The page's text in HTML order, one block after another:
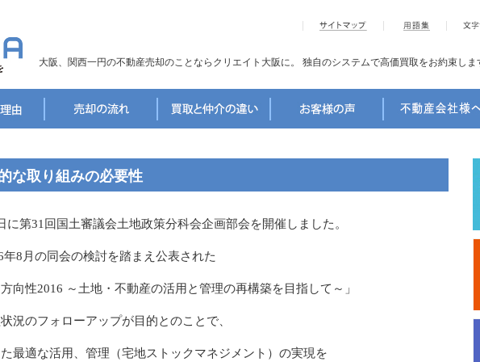
大阪、関西一円の不動産売却のことならクリエイト大阪に。 独自のシステムで高価買取をお約束しま
な取り組みの必要性
に第31回国土審議会土地政策分科会企画部会を開催しました。
8月の同会の検討を踏まえ公表された
向性2016 ～土地・不動産の活用と管理の再構築を目指して～」
況のフォローアップが目的とのことで、
最適な活用、管理（宅地ストックマネジメント）の実現を